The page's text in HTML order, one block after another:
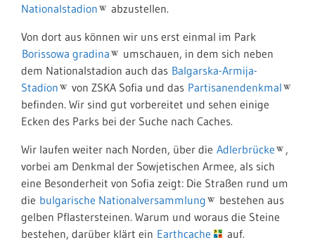
Nationalstadion
abzustellen.
Von dort aus können wir uns erst einmal im Park
Borissowa gradina
umschauen, in dem sich neben
dem Nationalstadion auch das Balgarska-Armija-
Stadion
von ZSKA Sofia und das Partisanendenkmal
befinden. Wir sind gut vorbereitet und sehen einige
Ecken des Parks bei der Suche nach Caches.
Wir laufen weiter nach Norden, über die Adlerbrücke
,
vorbei am Denkmal der Sowjetischen Armee, als sich
eine Besonderheit von Sofia zeigt: Die Straßen rund um
die bulgarische Nationalversammlung
bestehen aus
gelben Pflastersteinen. Warum und woraus die Steine
bestehen, darüber klärt ein Earthcache auf.